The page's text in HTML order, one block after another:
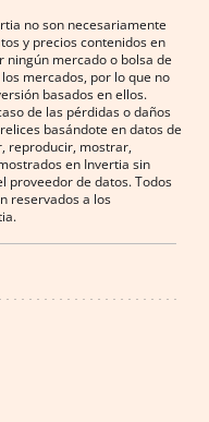
no son necesariamente
y precios contenidos en
ningún mercado o bolsa de
mercados, por lo que no
basados en ellos.
de las pérdidas o daños
basándote en datos de
reproducir, mostrar,
en Invertia sin
proveedor de datos. Todos
reservados a los